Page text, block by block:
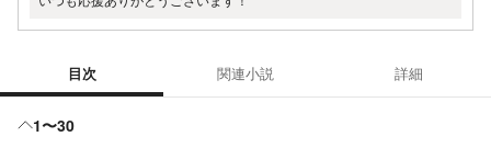
目次 関連小説 詳細
1〜30